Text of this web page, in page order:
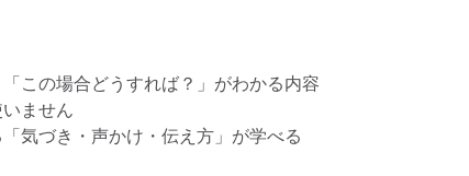
「この場合どうすれば？」がわかる内容
ません
気づき・声かけ・伝え方」が学べる